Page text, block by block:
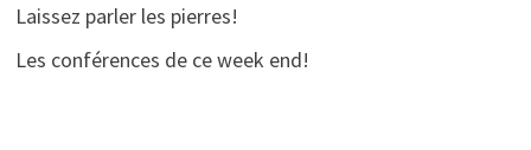
Laissez parler les pierres!
Les conférences de ce week end!